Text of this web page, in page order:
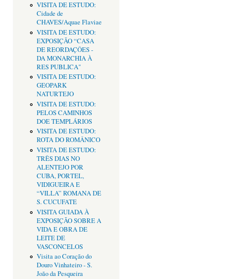
VISITA DE ESTUDO:
Cidade de
CHAVES/Aquae Flaviae
VISITA DE ESTUDO:
EXPOSIÇÃO “CASA
DE REORDAÇÔES -
DA MONARCHIA À
RES PUBLICA"
VISITA DE ESTUDO:
GEOPARK
NATURTEJO
VISITA DE ESTUDO:
PELOS CAMINHOS
DOE TEMPLÁRIOS
VISITA DE ESTUDO:
ROTA DO ROMÂNICO
VISITA DE ESTUDO:
TRÊS DIAS NO
ALENTEJO POR
CUBA, PORTEL,
VIDIGUEIRA E
“VILLA” ROMANA DE
S. CUCUFATE
VISITA GUIADA À
EXPOSIÇÃO SOBRE A
VIDA E OBRA DE
LEITE DE
VASCONCELOS
Visita ao Coração do
Douro Vinhateiro - S.
João da Pesqueira